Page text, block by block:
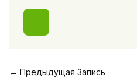
← Предыдущая Запись